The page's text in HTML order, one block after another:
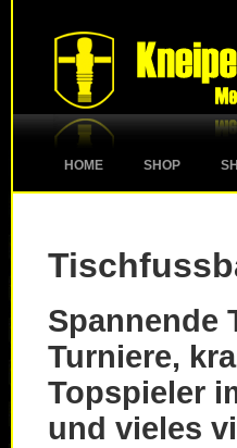
HOME SHOP
Spannende
Turniere,
Topspieler
und vieles